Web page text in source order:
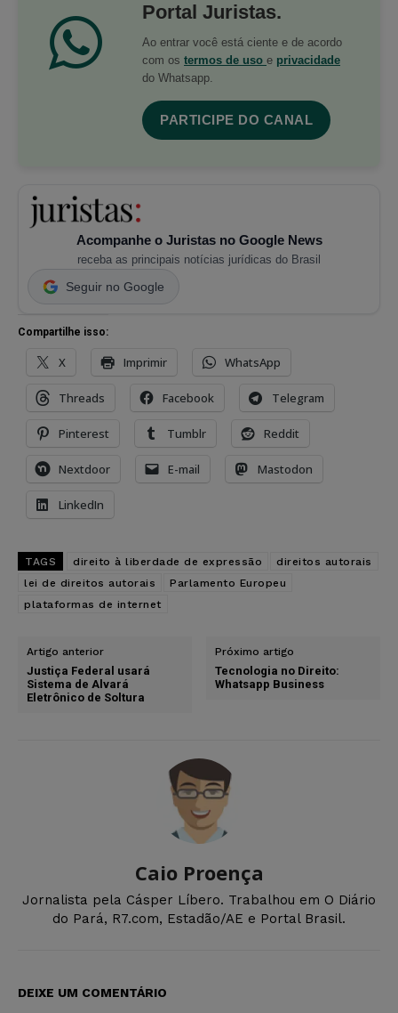
Portal Juristas.
Ao entrar você está ciente e de acordo
com os termos de uso e privacidade
do Whatsapp.
PARTICIPE DO CANAL
Acompanhe o Juristas no Google News
receba as principais notícias jurídicas do Brasil
Seguir no Google
Compartilhe isso:
X Imprimir WhatsApp
Threads Facebook Telegram
Pinterest Tumblr Reddit
Nextdoor E-mail Mastodon
LinkedIn
TAGS direito à liberdade de expressão
direitos autorais
lei de direitos autorais
Parlamento Europeu
plataformas de internet
Artigo anterior
Justiça Federal usará
Sistema de Alvará
Eletrônico de Soltura
Próximo artigo
Tecnologia no Direito:
Whatsapp Business
Caio Proença
Jornalista pela Cásper Líbero. Trabalhou em O Diário
do Pará, R7.com, Estadão/AE e Portal Brasil.
DEIXE UM COMENTÁRIO